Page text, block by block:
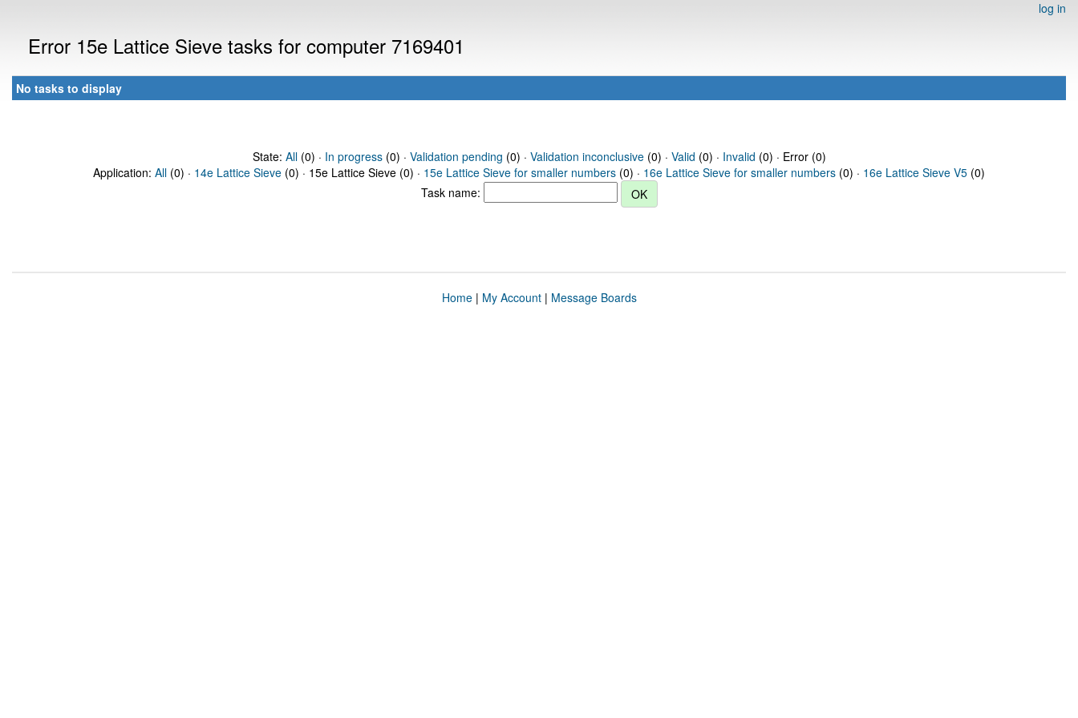
log in
Error 15e Lattice Sieve tasks for computer 7169401
No tasks to display
State: All(0) · In progress(0) · Validation pending (0) · Validation inconclusive(0) · Valid (0) · Invalid (0) · Error (0)
Application: All (0) · 14e Lattice Sieve (0) · 15e Lattice Sieve (0) · 15e Lattice Sieve for smaller numbers (0) · 16e Lattice Sieve for smaller numbers (0) · 16e Lattice Sieve V5 (0)
Task name:
Home| My Account| Message Boards